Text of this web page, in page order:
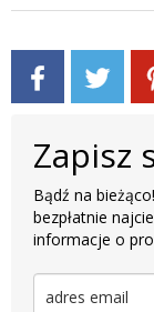
Zapisz
Bądź na
bezpłatnie
informacje o